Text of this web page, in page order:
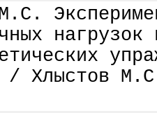
/ Хлыстов